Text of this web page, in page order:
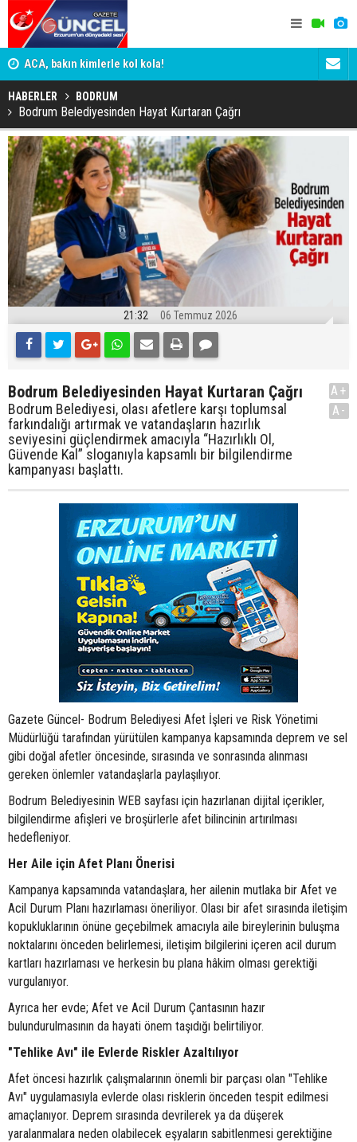
ACA, bakın kimlerle kol kola!
HABERLER BODRUM
Bodrum Belediyesinden Hayat Kurtaran Çağrı
21:32 06 Temmuz 2026
Bodrum Belediyesinden Hayat Kurtaran Çağrı
Bodrum Belediyesi, olası afetlere karşı toplumsal
farkındalığı artırmak ve vatandaşların hazırlık
seviyesini güçlendirmek amacıyla “Hazırlıklı Ol,
Güvende Kal” sloganıyla kapsamlı bir bilgilendirme
kampanyası başlattı.
A+
A-
Gazete Güncel- Bodrum Belediyesi Afet İşleri ve Risk Yönetimi
Müdürlüğü tarafından yürütülen kampanya kapsamında deprem ve sel
gibi doğal afetler öncesinde, sırasında ve sonrasında alınması
gereken önlemler vatandaşlarla paylaşılıyor.
Bodrum Belediyesinin WEB sayfası için hazırlanan dijital içerikler,
bilgilendirme afişleri ve broşürlerle afet bilincinin artırılması
hedefleniyor.
Her Aile için Afet Planı Önerisi
Kampanya kapsamında vatandaşlara, her ailenin mutlaka bir Afet ve
Acil Durum Planı hazırlaması öneriliyor. Olası bir afet sırasında iletişim
kopukluklarının önüne geçebilmek amacıyla aile bireylerinin buluşma
noktalarını önceden belirlemesi, iletişim bilgilerini içeren acil durum
kartları hazırlaması ve herkesin bu plana hâkim olması gerektiği
vurgulanıyor.
Ayrıca her evde; Afet ve Acil Durum Çantasının hazır
bulundurulmasının da hayati önem taşıdığı belirtiliyor.
"Tehlike Avı" ile Evlerde Riskler Azaltılıyor
Afet öncesi hazırlık çalışmalarının önemli bir parçası olan "Tehlike
Avı" uygulamasıyla evlerde olası risklerin önceden tespit edilmesi
amaçlanıyor. Deprem sırasında devrilerek ya da düşerek
yaralanmalara neden olabilecek eşyaların sabitlenmesi gerektiğine